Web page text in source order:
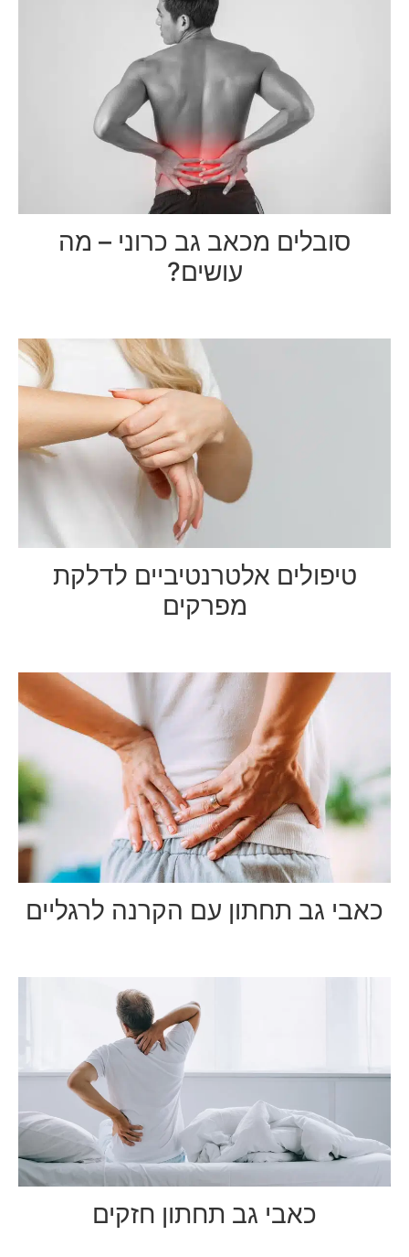
סובלים מכאב גב כרוני – מה
עושים?
טיפולים אלטרנטיביים לדלקת
מפרקים
כאבי גב תחתון עם הקרנה לרגליים
כאבי גב תחתון חזקים